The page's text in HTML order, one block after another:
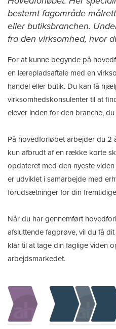
bestemt fagområde
eller butiksbranchen.
fra den virksomhed, hvor
For at kunne begynde på
en lærepladsaftale med en
handel eller butik. Du kan få
virksomhedskonsulenter til at
elever inden for den branche,
På hovedforløbet arbejder du 2
kun afbrudt af en række korte
opdateret med den nyeste
er udviklet i samarbejde med
forudsætninger for din
Når du har gennemført
afsluttende fagprøve, vil du få
klar til at tage din faglige viden
arbejdsmarkedet.